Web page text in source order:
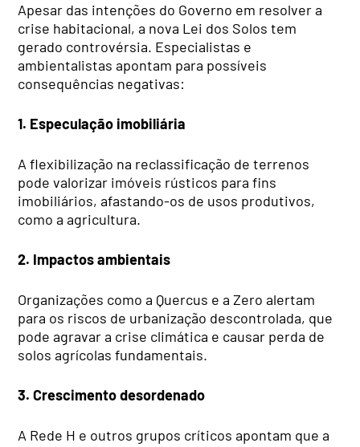
Apesar das intenções do Governo em resolver a
crise habitacional, a nova Lei dos Solos tem
gerado controvérsia. Especialistas e
ambientalistas apontam para possíveis
consequências negativas:
1. Especulação imobiliária
A flexibilização na reclassificação de terrenos
pode valorizar imóveis rústicos para fins
imobiliários, afastando-os de usos produtivos,
como a agricultura.
2. Impactos ambientais
Organizações como a Quercus e a Zero alertam
para os riscos de urbanização descontrolada, que
pode agravar a crise climática e causar perda de
solos agrícolas fundamentais.
3. Crescimento desordenado
A Rede H e outros grupos críticos apontam que a